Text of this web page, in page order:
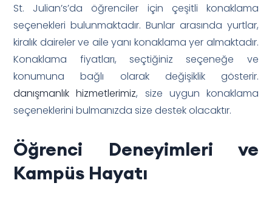
St. Julian’s’da öğrenciler için çeşitli konaklama
seçenekleri bulunmaktadır. Bunlar arasında yurtlar,
kiralık daireler ve aile yanı konaklama yer almaktadır.
Konaklama fiyatları, seçtiğiniz seçeneğe ve
konumuna bağlı olarak değişiklik gösterir.
danışmanlık hizmetlerimiz, size uygun konaklama
seçeneklerini bulmanızda size destek olacaktır.
Öğrenci Deneyimleri ve
Kampüs Hayatı